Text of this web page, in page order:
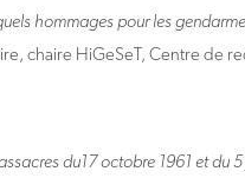
hommages pour les
chaire HiGeSeT, Centre de
du17 octobre 1961 et du